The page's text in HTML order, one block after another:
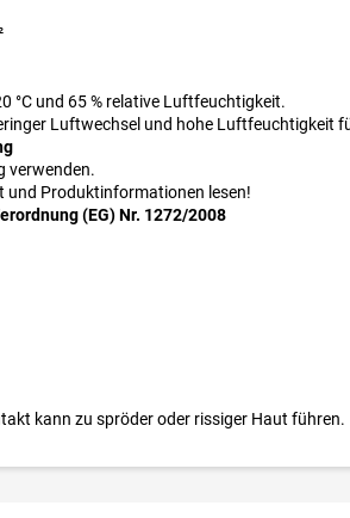
°C und 65 % relative Luftfeuchtigkeit.
Luftwechsel und hohe Luftfeuchtigkeit
verwenden.
und Produktinformationen lesen!
(EG) Nr. 1272/2008
kann zu spröder oder rissiger Haut führen.